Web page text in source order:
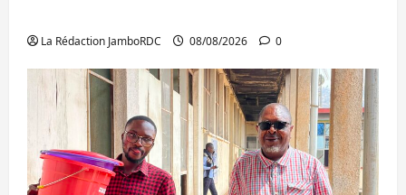
La Rédaction JamboRDC 08/08/2026 0